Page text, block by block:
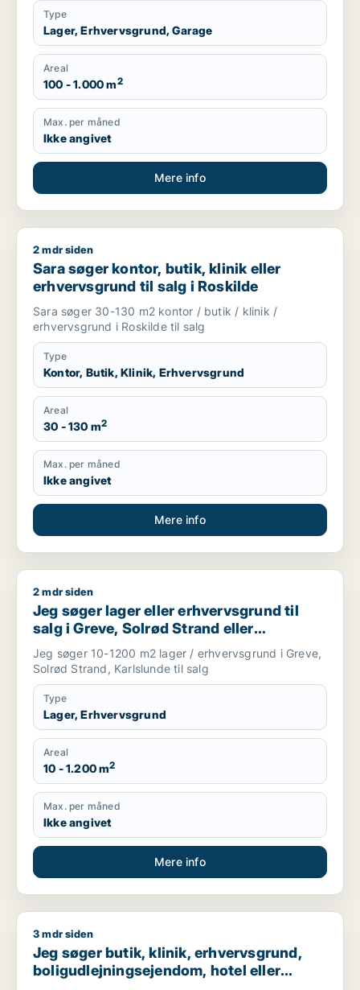
Type
Lager, Erhvervsgrund, Garage
Areal
100 - 1.000 m2
Max. per måned
Ikke angivet
Mere info
Sara søger kontor, butik, klinik eller erhvervsgrund til salg i
2 mdr siden
Sara søger kontor, butik, klinik eller
erhvervsgrund til salg i Roskilde
Sara søger 30-130 m2 kontor / butik / klinik /
erhvervsgrund i Roskilde til salg
Type
Kontor, Butik, Klinik, Erhvervsgrund
Areal
30 - 130 m2
Max. per måned
Ikke angivet
Mere info
Jeg søger lager eller erhvervsgrund til salg i Greve, Solrød
2 mdr siden
Jeg søger lager eller erhvervsgrund til
salg i Greve, Solrød Strand eller
Karlslunde
Jeg søger 10-1200 m2 lager / erhvervsgrund i Greve,
Solrød Strand, Karlslunde til salg
Type
Lager, Erhvervsgrund
Areal
10 - 1.200 m2
Max. per måned
Ikke angivet
Mere info
Jeg søger butik, klinik, erhvervsgrund,
3 mdr siden
Jeg søger butik, klinik, erhvervsgrund,
boligudlejningsejendom, hotel eller